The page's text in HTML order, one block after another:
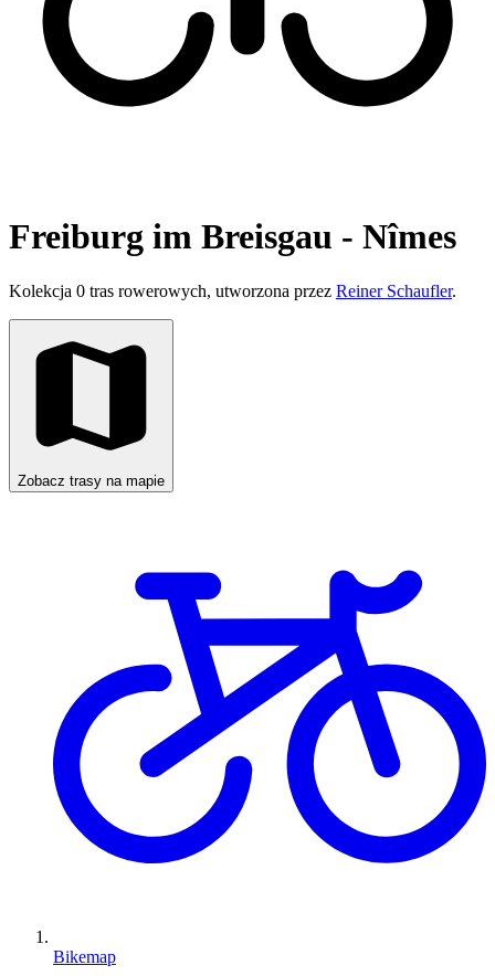
Freiburg im Breisgau - Nîmes
Kolekcja 0 tras rowerowych, utworzona przez Reiner Schaufler.
Zobacz trasy na mapie
Bikemap